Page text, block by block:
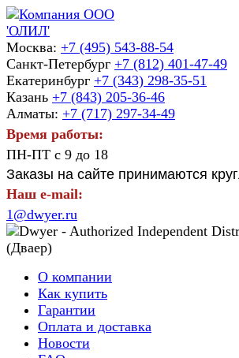
Москва: +7 (495) 543-88-54
Санкт-Петербург +7 (812) 401-47-49
Екатеринбург +7 (343) 298-35-51
Казань +7 (843) 205-36-46
Алматы: +7 (717) 297-34-49
Время работы:
ПН-ПТ с 9 до 18
Заказы на сайте принимаются
Наш e-mail:
1@dwyer.ru
О компании
Как купить
Гарантии
Оплата и доставка
Новости